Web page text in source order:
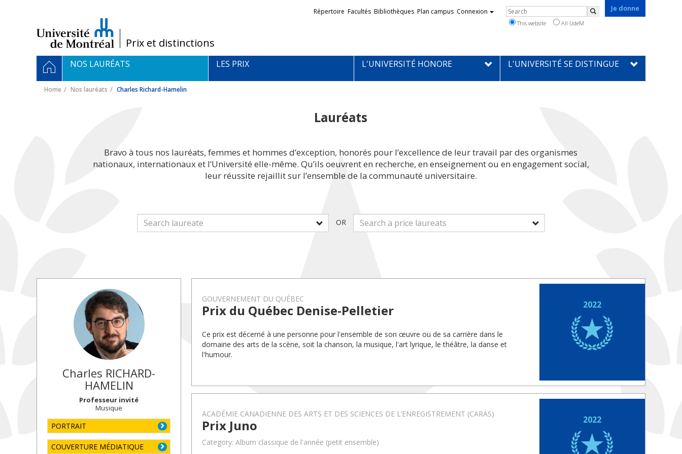
/Prix et distinctions
Je donne
Liens
externes
Répertoire Facultés Bibliothèques Plan campus Connexion Rechercher
Search
This website All UdeM
Navigation
principale
HOMENOS LAURÉATS LES PRIX L'UNIVERSITÉ HONORE L'UNIVERSITÉ SE DISTINGUE
Home Nos lauréats Charles Richard-Hamelin
Lauréats
Bravo à tous nos lauréats, femmes et hommes d’exception, honorés pour l’excellence de leur travail par des organismes
nationaux, internationaux et l’Université elle-même. Qu’ils oeuvrent en recherche, en enseignement ou en engagement social,
leur réussite rejaillit sur l’ensemble de la communauté universitaire.
OR
Charles RICHARD-
HAMELIN
Professeur invité
Musique
PORTRAIT
COUVERTURE MÉDIATIQUE
GOUVERNEMENT DU QUÉBEC
Prix du Québec Denise-Pelletier
Ce prix est décerné à une personne pour l'ensemble de son œuvre ou de sa carrière dans le
domaine des arts de la scène, soit la chanson, la musique, l'art lyrique, le théâtre, la danse et
l'humour.
2022
ACADÉMIE CANADIENNE DES ARTS ET DES SCIENCES DE L’ENREGISTREMENT (CARAS)
Prix Juno
Category: Album classique de l'année (petit ensemble)
2022